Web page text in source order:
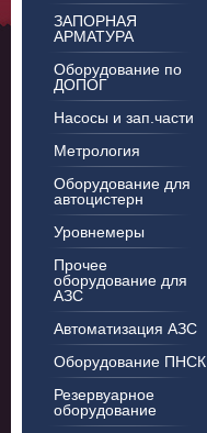
ЗАПОРНАЯ
АРМАТУРА
Оборудование по
ДОПОГ
Насосы и зап.части
Метрология
Оборудование для
автоцистерн
Уровнемеры
Прочее
оборудование для
АЗС
Автоматизация АЗС
Оборудование ПНСК
Резервуарное
оборудование